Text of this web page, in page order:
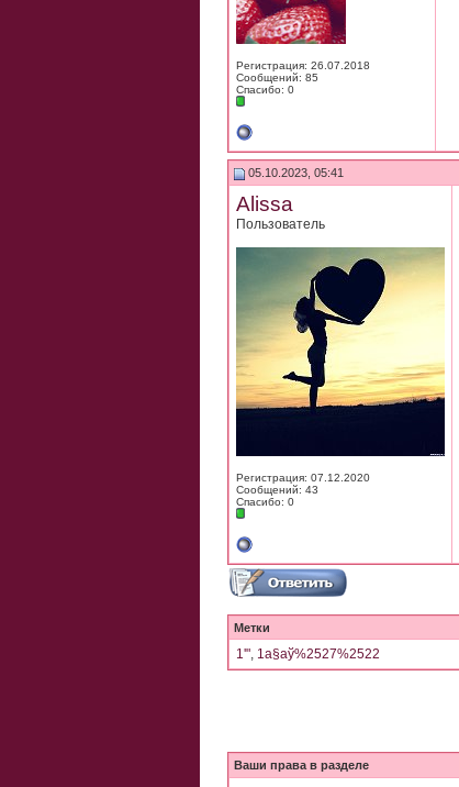
Регистрация: 26.07.2018
Сообщений: 85
Спасибо: 0
05.10.2023, 05:41
Alissa
Пользователь
Регистрация: 07.12.2020
Сообщений: 43
Спасибо: 0
Метки
1'", 1а§аў%2527%2522
Ваши права в разделе